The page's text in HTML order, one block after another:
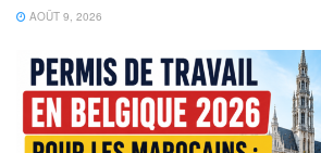
AOÛT 9, 2026